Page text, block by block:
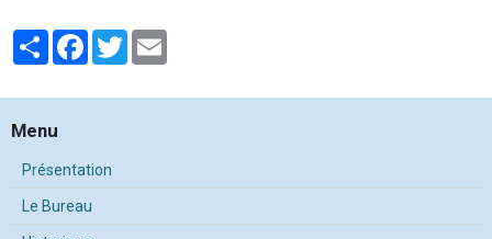
PartagerFacebook
Twitter
Menu
Présentation
Le Bureau